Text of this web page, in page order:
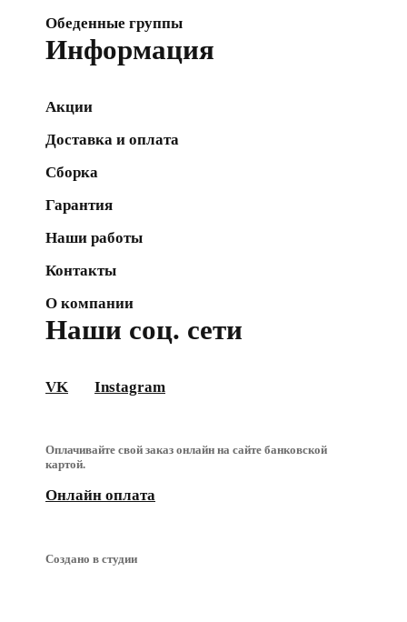
Обеденные группы
Информация
Акции
Доставка и оплата
Сборка
Гарантия
Наши работы
Контакты
О компании
Наши соц. сети
VK Instagram
Оплачивайте свой заказ онлайн на сайте банковской
картой.
Онлайн оплата
Создано в студии